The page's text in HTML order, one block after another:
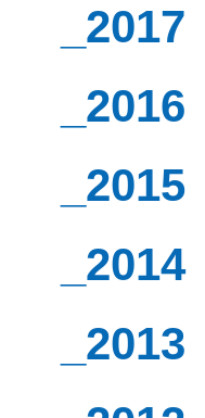
_2017
_2016
_2015
_2014
_2013